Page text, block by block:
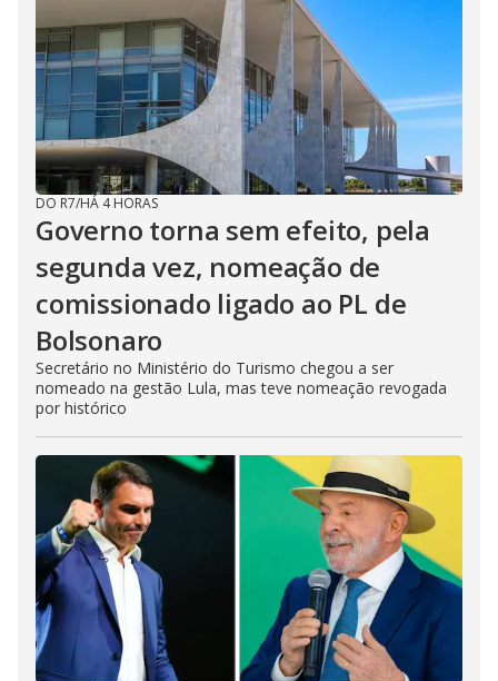
DO R7/HÁ 4 HORAS
Governo torna sem efeito, pela
segunda vez, nomeação de
comissionado ligado ao PL de
Bolsonaro
Secretário no Ministério do Turismo chegou a ser
nomeado na gestão Lula, mas teve nomeação revogada
por histórico